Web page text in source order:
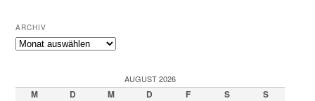
ARCHIV
Archiv
AUGUST 2026
M D M D F S S